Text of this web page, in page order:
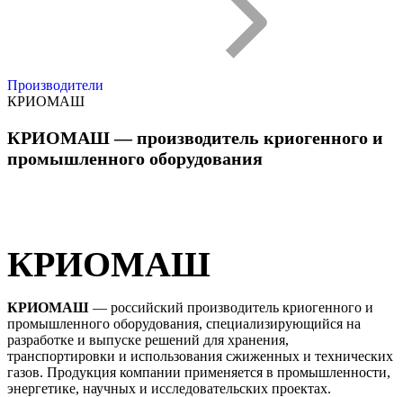
Производители
КРИОМАШ
КРИОМАШ — производитель криогенного и
промышленного оборудования
КРИОМАШ
КРИОМАШ — российский производитель криогенного и
промышленного оборудования, специализирующийся на
разработке и выпуске решений для хранения,
транспортировки и использования сжиженных и технических
газов. Продукция компании применяется в промышленности,
энергетике, научных и исследовательских проектах.